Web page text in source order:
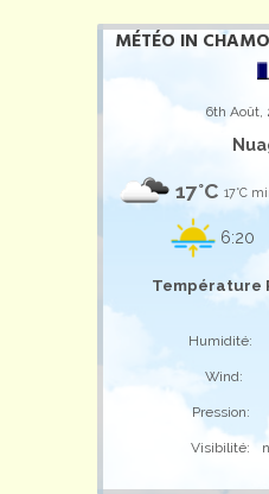
MÉTÉO IN
6th Août,
17°C 17°C
6:20
Température
Humidité:
Wind:
Pression:
Visibilité: